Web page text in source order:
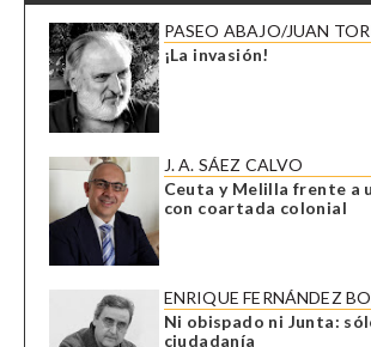
PASEO ABAJO/JUAN
¡La invasión!
J. A. SÁEZ CALVO
Ceuta y Melilla frente a
con coartada colonial
ENRIQUE FERNÁNDEZ
Ni obispado ni Junta:
ciudadanía